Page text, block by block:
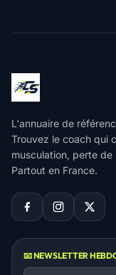
L'annuaire de
Trouvez le coach qui
musculation, perte de
Partout en France.
📧 NEWSLETTER